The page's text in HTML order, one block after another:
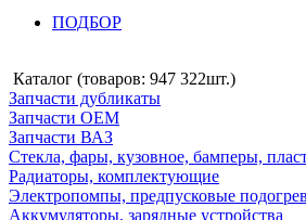
ПОДБОР
Каталог (товаров: 947 322шт.)
Запчасти дубликаты
Запчасти ОЕМ
Запчасти ВАЗ
Стекла, фары, кузовное, бамперы,
Радиаторы, комплектующие
Электропомпы, предпусковые
Аккумуляторы, зарядные устройства